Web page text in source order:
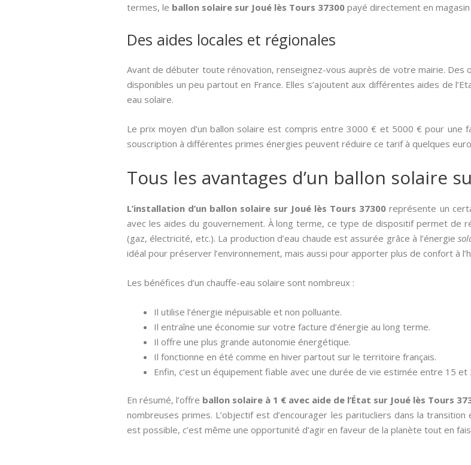
termes, le ballon solaire sur Joué lès Tours 37300 payé directement en
Des aides locales et régionales
Avant de débuter toute rénovation, renseignez-vous auprès de votre mairie.
disponibles un peu partout en France. Elles s’ajoutent aux différentes aides de
eau solaire.
Le prix moyen d’un ballon solaire est compris entre 3000 € et 5000 € pour une
souscription à différentes primes énergies peuvent réduire ce tarif à quelques
Tous les avantages d’un ballon solaire
L’installation d’un ballon solaire sur Joué lès Tours 37300 représente un
avec les aides du gouvernement. À long terme, ce type de dispositif permet de
(gaz, électricité, etc.). La production d’eau chaude est assurée grâce à l’énergie
idéal pour préserver l’environnement, mais aussi pour apporter plus de confort à
Les bénéfices d’un chauffe-eau solaire sont nombreux :
Il utilise l’énergie inépuisable et non polluante.
Il entraîne une économie sur votre facture d’énergie au long terme.
Il offre une plus grande autonomie énergétique.
Il fonctionne en été comme en hiver partout sur le territoire français.
Enfin, c’est un équipement fiable avec une durée de vie estimée entre 15 et
En résumé, l’offre ballon solaire à 1 € avec aide de l’État sur Joué lès Tours
nombreuses primes. L’objectif est d’encourager les paritucliers dans la
est possible, c’est même une opportunité d’agir en faveur de la planète tout en